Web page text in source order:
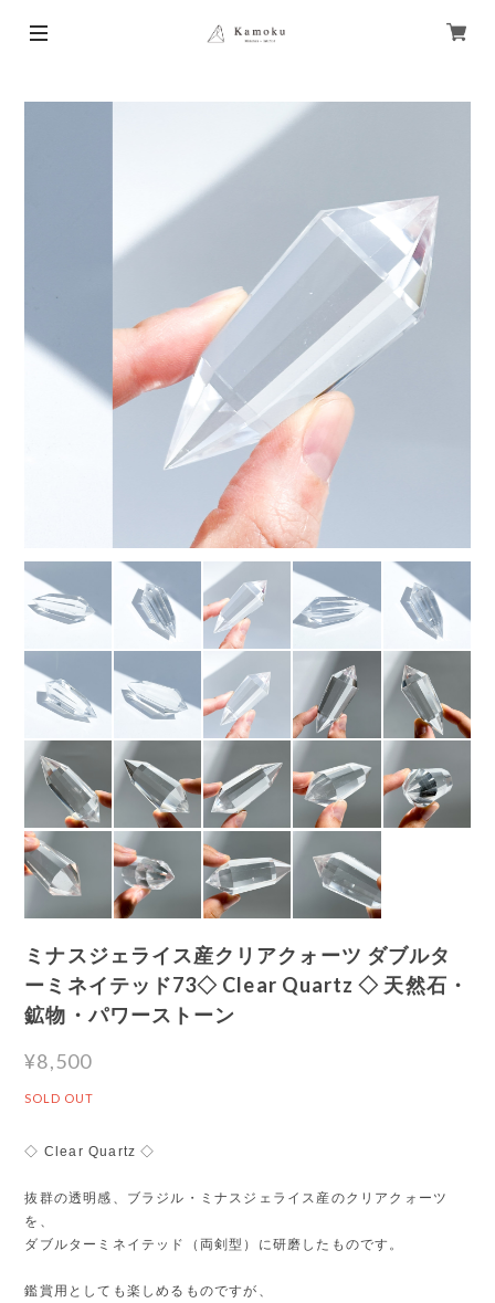
ミナスジェライス産クリアクォーツ ダブルタ
ーミネイテッド73◇ Clear Quartz ◇ 天然石・
鉱物・パワーストーン
¥8,500
SOLD OUT
◇ Clear Quartz ◇
抜群の透明感、ブラジル・ミナスジェライス産のクリアクォーツ
を、
ダブルターミネイテッド（両剣型）に研磨したものです。
鑑賞用としても楽しめるものですが、